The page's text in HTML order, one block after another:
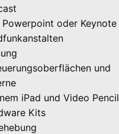
oder Keynote
und
iPad und Video Pencil
Kits